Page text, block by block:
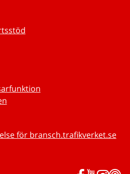
för bransch.trafikverket.se